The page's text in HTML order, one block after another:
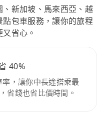
新加坡、馬來西亞、越
包車服務，讓你的旅程
省心。
40%
，讓你中長途搭乘最
省錢也省比價時間。